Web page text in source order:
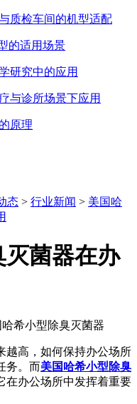
质检车间的机型适配
的适用场景
研究中的应用
与诊所场景下应用
原理
态 > 行业新闻 > 美国哈
菌器在办
希小型除臭灭菌器
高，如何保持办公场所
务。而美国哈希小型除臭
在办公场所中发挥着重要